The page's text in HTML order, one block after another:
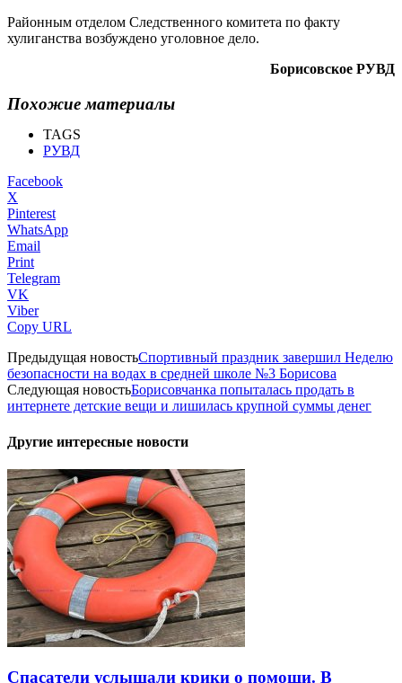
Районным отделом Следственного комитета по факту
хулиганства возбуждено уголовное дело.
Борисовское РУВД
Похожие материалы
TAGS
РУВД
Facebook
X
Pinterest
WhatsApp
Email
Print
Telegram
VK
Viber
Copy URL
Предыдущая новостьСпортивный праздник завершил Неделю
безопасности на водах в средней школе №3 Борисова
Следующая новостьБорисовчанка попыталась продать в
интернете детские вещи и лишилась крупной суммы денег
Другие интересные новости
Спасатели услышали крики о помощи. В